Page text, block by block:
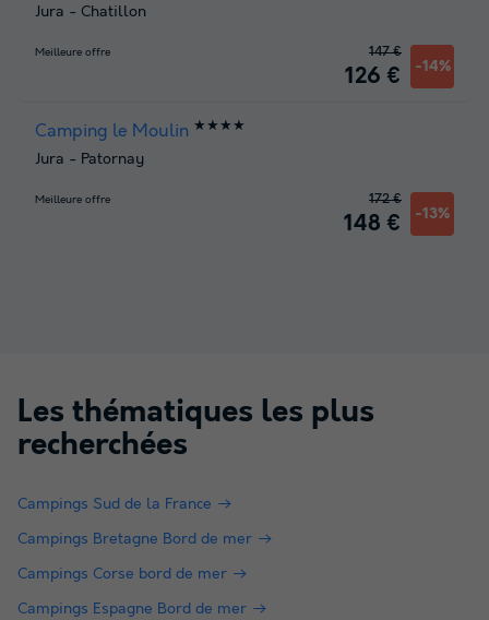
Jura - Chatillon
Meilleure offre
126 € -14%
147 €
Camping le Moulin ★★★★
Jura - Patornay
Meilleure offre
148 € -13%
172 €
Les thématiques les plus
recherchées
Campings Sud de la France
Campings Bretagne Bord de mer
Campings Corse bord de mer
Campings Espagne Bord de mer